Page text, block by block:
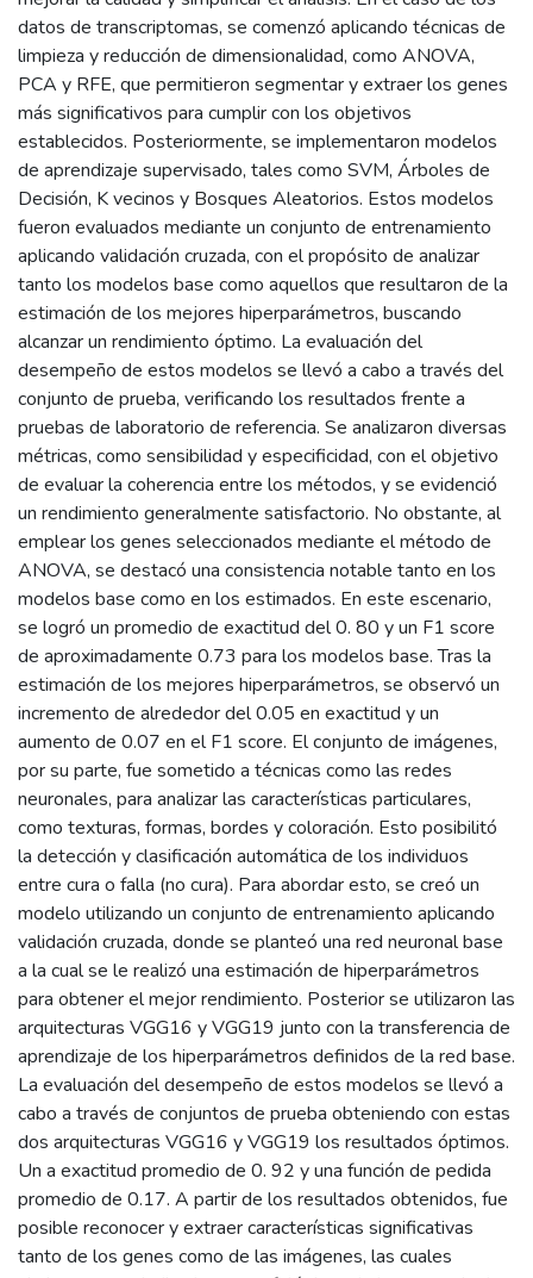
datos de transcriptomas, se comenzó aplicando técnicas de
limpieza y reducción de dimensionalidad, como ANOVA,
PCA y RFE, que permitieron segmentar y extraer los genes
más significativos para cumplir con los objetivos
establecidos. Posteriormente, se implementaron modelos
de aprendizaje supervisado, tales como SVM, Árboles de
Decisión, K vecinos y Bosques Aleatorios. Estos modelos
fueron evaluados mediante un conjunto de entrenamiento
aplicando validación cruzada, con el propósito de analizar
tanto los modelos base como aquellos que resultaron de la
estimación de los mejores hiperparámetros, buscando
alcanzar un rendimiento óptimo. La evaluación del
desempeño de estos modelos se llevó a cabo a través del
conjunto de prueba, verificando los resultados frente a
pruebas de laboratorio de referencia. Se analizaron diversas
métricas, como sensibilidad y especificidad, con el objetivo
de evaluar la coherencia entre los métodos, y se evidenció
un rendimiento generalmente satisfactorio. No obstante, al
emplear los genes seleccionados mediante el método de
ANOVA, se destacó una consistencia notable tanto en los
modelos base como en los estimados. En este escenario,
se logró un promedio de exactitud del 0. 80 y un F1 score
de aproximadamente 0.73 para los modelos base. Tras la
estimación de los mejores hiperparámetros, se observó un
incremento de alrededor del 0.05 en exactitud y un
aumento de 0.07 en el F1 score. El conjunto de imágenes,
por su parte, fue sometido a técnicas como las redes
neuronales, para analizar las características particulares,
como texturas, formas, bordes y coloración. Esto posibilitó
la detección y clasificación automática de los individuos
entre cura o falla (no cura). Para abordar esto, se creó un
modelo utilizando un conjunto de entrenamiento aplicando
validación cruzada, donde se planteó una red neuronal base
a la cual se le realizó una estimación de hiperparámetros
para obtener el mejor rendimiento. Posterior se utilizaron las
arquitecturas VGG16 y VGG19 junto con la transferencia de
aprendizaje de los hiperparámetros definidos de la red base.
La evaluación del desempeño de estos modelos se llevó a
cabo a través de conjuntos de prueba obteniendo con estas
dos arquitecturas VGG16 y VGG19 los resultados óptimos.
Un a exactitud promedio de 0. 92 y una función de pedida
promedio de 0.17. A partir de los resultados obtenidos, fue
posible reconocer y extraer características significativas
tanto de los genes como de las imágenes, las cuales